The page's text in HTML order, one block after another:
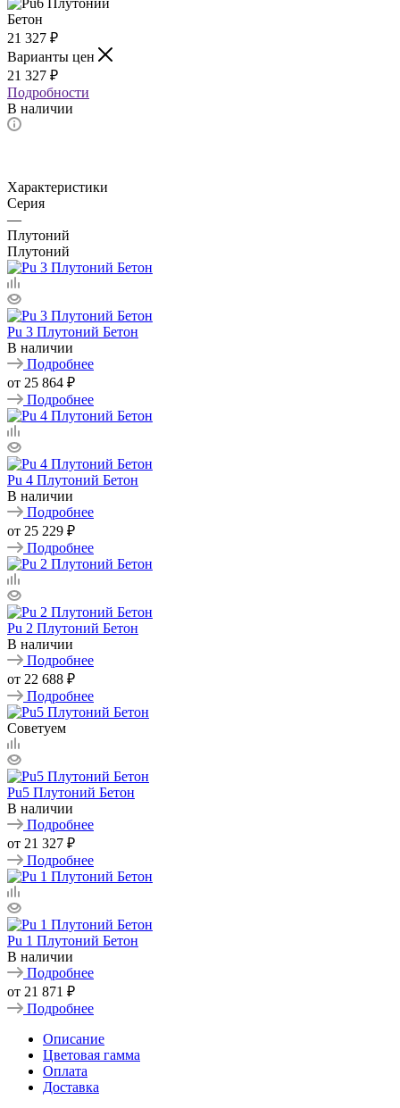
21 327 ₽
Варианты цен
21 327 ₽
Подробности
В наличии
Характеристики
Серия
—
Плутоний
Плутоний
Pu 3 Плутоний Бетон
В наличии
Подробнее
от 25 864 ₽
Подробнее
Pu 4 Плутоний Бетон
В наличии
Подробнее
от 25 229 ₽
Подробнее
Pu 2 Плутоний Бетон
В наличии
Подробнее
от 22 688 ₽
Подробнее
Советуем
Pu5 Плутоний Бетон
В наличии
Подробнее
от 21 327 ₽
Подробнее
Pu 1 Плутоний Бетон
В наличии
Подробнее
от 21 871 ₽
Подробнее
Описание
Цветовая гамма
Оплата
Доставка